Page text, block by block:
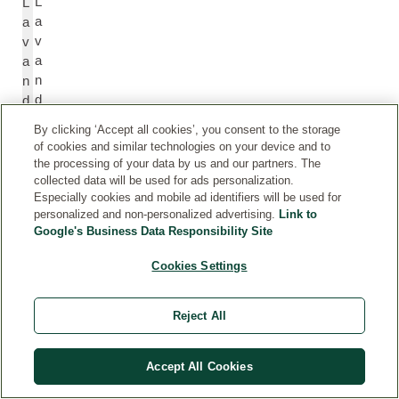
a
v
a
n
d
a
v
a
n
d
a
O
il/
E
xt
ra
m
n
By clicking ‘Accept all cookies’, you consent to the storage
of cookies and similar technologies on your device and to
the processing of your data by us and our partners. The
collected data will be used for ads personalization.
Especially cookies and mobile ad identifiers will be used for
personalized and non-personalized advertising. Link to
Google's Business Data Responsibility Site
Cookies Settings
Reject All
Accept All Cookies